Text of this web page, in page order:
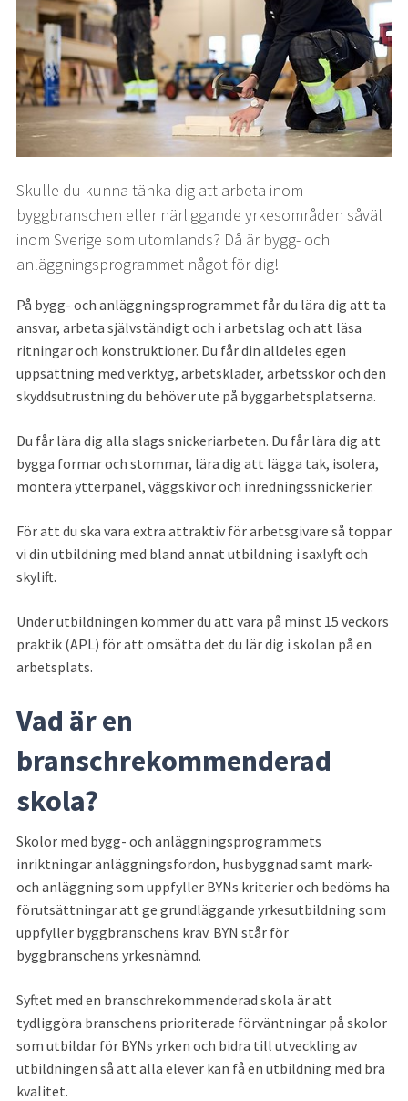
Skulle du kunna tänka dig att arbeta inom
byggbranschen eller närliggande yrkesområden såväl
inom Sverige som utomlands? Då är bygg- och
anläggningsprogrammet något för dig!
På bygg- och anläggningsprogrammet får du lära dig att ta
ansvar, arbeta självständigt och i arbetslag och att läsa
ritningar och konstruktioner. Du får din alldeles egen
uppsättning med verktyg, arbetskläder, arbetsskor och den
skyddsutrustning du behöver ute på byggarbetsplatserna.
Du får lära dig alla slags snickeriarbeten. Du får lära dig att
bygga formar och stommar, lära dig att lägga tak, isolera,
montera ytterpanel, väggskivor och inredningssnickerier.
För att du ska vara extra attraktiv för arbetsgivare så toppar
vi din utbildning med bland annat utbildning i saxlyft och
skylift.
Under utbildningen kommer du att vara på minst 15 veckors
praktik (APL) för att omsätta det du lär dig i skolan på en
arbetsplats.
Vad är en
branschrekommenderad
skola?
Skolor med bygg- och anläggningsprogrammets
inriktningar anläggningsfordon, husbyggnad samt mark-
och anläggning som uppfyller BYNs kriterier och bedöms ha
förutsättningar att ge grundläggande yrkesutbildning som
uppfyller byggbranschens krav. BYN står för
byggbranschens yrkesnämnd.
Syftet med en branschrekommenderad skola är att
tydliggöra branschens prioriterade förväntningar på skolor
som utbildar för BYNs yrken och bidra till utveckling av
utbildningen så att alla elever kan få en utbildning med bra
kvalitet.